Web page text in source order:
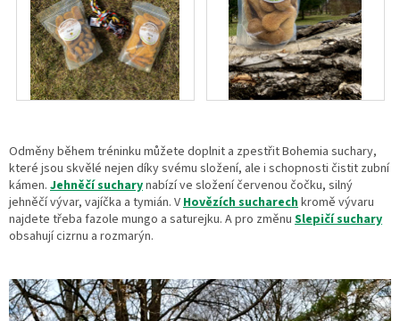
Odměny během tréninku můžete doplnit a zpestřit Bohemia suchary,
které jsou skvělé nejen díky svému složení, ale i schopnosti čistit zubní
kámen. Jehněčí sucharynabízí ve složení červenou čočku, silný
jehněčí vývar, vajíčka a tymián. VHovězích sucharechkromě vývaru
najdete třeba fazole mungo a saturejku. A pro změnu Slepičí suchary
obsahují cizrnu a rozmarýn.